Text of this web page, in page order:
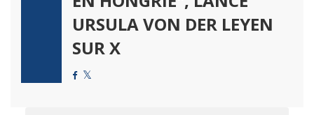
URSULA VON DER LEYEN
SUR X